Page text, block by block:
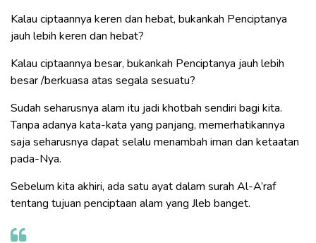
Kalau ciptaannya keren dan hebat, bukankah Penciptanya
jauh lebih keren dan hebat?
Kalau ciptaannya besar, bukankah Penciptanya jauh lebih
besar /berkuasa atas segala sesuatu?
Sudah seharusnya alam itu jadi khotbah sendiri bagi kita.
Tanpa adanya kata-kata yang panjang, memerhatikannya
saja seharusnya dapat selalu menambah iman dan ketaatan
pada-Nya.
Sebelum kita akhiri, ada satu ayat dalam surah Al-A’raf
tentang tujuan penciptaan alam yang Jleb banget.